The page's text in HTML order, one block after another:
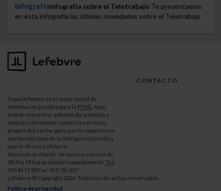
InfografíaInfografía sobre el Teletrabajo Te presentamos
en esta infografía las últimas novedades sobre el Teletrabajo
CONTACTO
Espacio Pymes es el mejor portal de
información jurídica para la PYME . Aquí
podrás encontrar, además de artículos y
noticias relevantes, todos los servicios
propios del sector para que tu empresa se
vea beneficiada de la inteligencia jurídica
que le ofrece Lefebvre.
Atención al cliente: de lunes a viernes de
08.30 a 19 horas ininterrumpidamente. Tel. :
902 44 11 88 Fax: 915 781 617
Lefebvre © Copyright 2026. Todos los derechos reservados.
Política de privacidad